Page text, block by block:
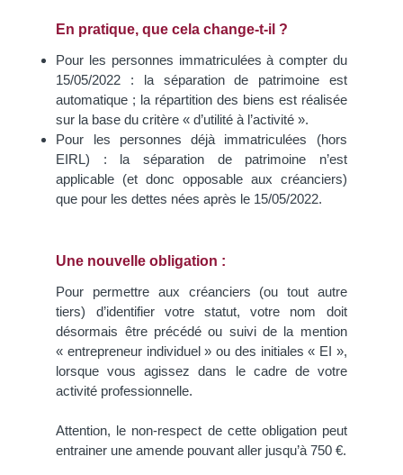
En pratique, que cela change-t-il ?
Pour les personnes immatriculées à compter du
15/05/2022 : la séparation de patrimoine est
automatique ; la répartition des biens est réalisée
sur la base du critère « d’utilité à l’activité ».
Pour les personnes déjà immatriculées (hors
EIRL) : la séparation de patrimoine n’est
applicable (et donc opposable aux créanciers)
que pour les dettes nées après le 15/05/2022.
Une nouvelle obligation :
Pour permettre aux créanciers (ou tout autre
tiers) d’identifier votre statut, votre nom doit
désormais être précédé ou suivi de la mention
« entrepreneur individuel » ou des initiales « EI »,
lorsque vous agissez dans le cadre de votre
activité professionnelle.
Attention, le non-respect de cette obligation peut
entrainer une amende pouvant aller jusqu’à 750 €.